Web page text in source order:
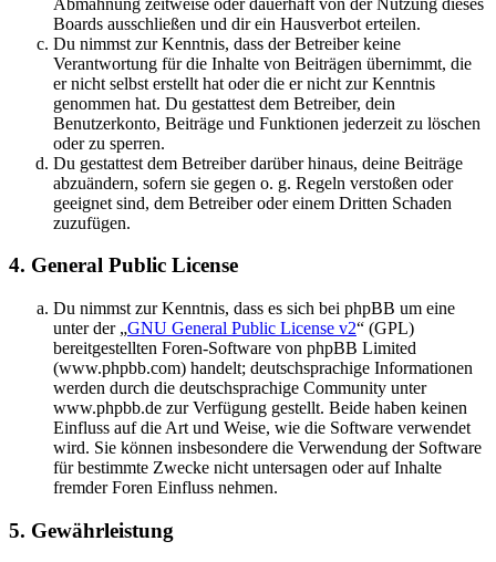
Boards ausschließen und dir ein Hausverbot erteilen.
Du nimmst zur Kenntnis, dass der Betreiber keine
Verantwortung für die Inhalte von Beiträgen übernimmt, die
er nicht selbst erstellt hat oder die er nicht zur Kenntnis
genommen hat. Du gestattest dem Betreiber, dein
Benutzerkonto, Beiträge und Funktionen jederzeit zu löschen
oder zu sperren.
Du gestattest dem Betreiber darüber hinaus, deine Beiträge
abzuändern, sofern sie gegen o. g. Regeln verstoßen oder
geeignet sind, dem Betreiber oder einem Dritten Schaden
zuzufügen.
4. General Public License
Du nimmst zur Kenntnis, dass es sich bei phpBB um eine
unter der „GNU General Public License v2“ (GPL)
bereitgestellten Foren-Software von phpBB Limited
(www.phpbb.com) handelt; deutschsprachige Informationen
werden durch die deutschsprachige Community unter
www.phpbb.de zur Verfügung gestellt. Beide haben keinen
Einfluss auf die Art und Weise, wie die Software verwendet
wird. Sie können insbesondere die Verwendung der Software
für bestimmte Zwecke nicht untersagen oder auf Inhalte
fremder Foren Einfluss nehmen.
5. Gewährleistung